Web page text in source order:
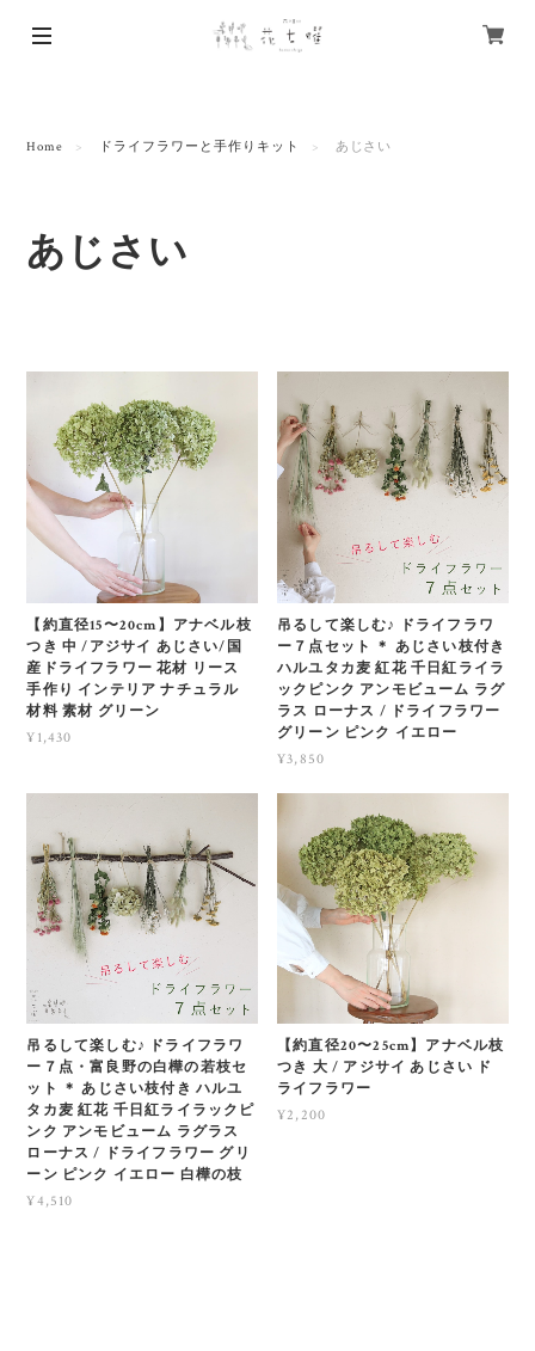
Home ドライフラワーと手作りキット あじさい
あじさい
【約直径15〜20cm】アナベル枝
つき 中 /アジサイ あじさい/国
産ドライフラワー 花材 リース
手作り インテリア ナチュラル
材料 素材 グリーン
¥1,430
吊るして楽しむ♪ ドライフラワ
ー７点セット ＊ あじさい枝付き
ハルユタカ麦 紅花 千日紅ライラ
ックピンク アンモビューム ラグ
ラス ローナス / ドライフラワー
グリーン ピンク イエロー
¥3,850
吊るして楽しむ♪ ドライフラワ
ー７点・富良野の白樺の若枝セ
ット ＊ あじさい枝付き ハルユ
タカ麦 紅花 千日紅ライラックピ
ンク アンモビューム ラグラス
ローナス / ドライフラワー グリ
ーン ピンク イエロー 白樺の枝
¥4,510
【約直径20〜25cm】アナベル枝
つき 大 / アジサイ あじさい ド
ライフラワー
¥2,200